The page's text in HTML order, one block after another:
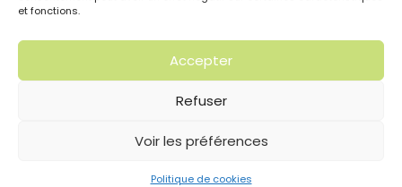
et fonctions.
Accepter
Refuser
Voir les préférences
Politique de cookies